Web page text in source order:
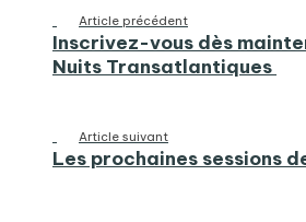
Article précédent
Inscrivez-vous dès
Nuits Transatlantiques
Article suivant
Les prochaines sessions